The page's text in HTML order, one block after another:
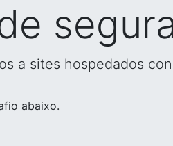
a sites hospedados
abaixo.